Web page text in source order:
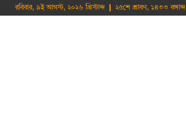
রবিবার, ৯ই আগস্ট, ২০২৬ খ্রিস্টাব্দ ❙ ২৫শে শ্রাবণ, ১৪৩৩ বঙ্গাব্দ